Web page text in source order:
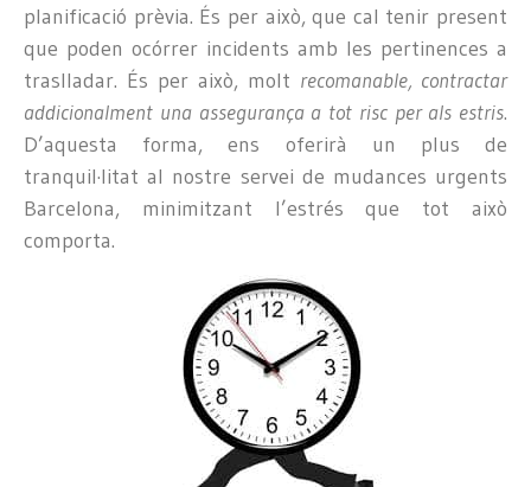
planificació prèvia. És per això, que cal tenir present
que poden ocórrer incidents amb les pertinences a
traslladar. És per això, molt recomanable, contractar
addicionalment una assegurança a tot risc per als estris.
D’aquesta forma, ens oferirà un plus de
tranquil·litat al nostre servei de mudances urgents
Barcelona, minimitzant l’estrés que tot això
comporta.